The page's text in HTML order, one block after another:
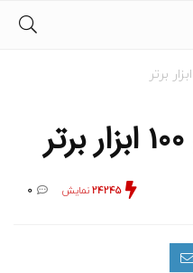
24245نمایش 0